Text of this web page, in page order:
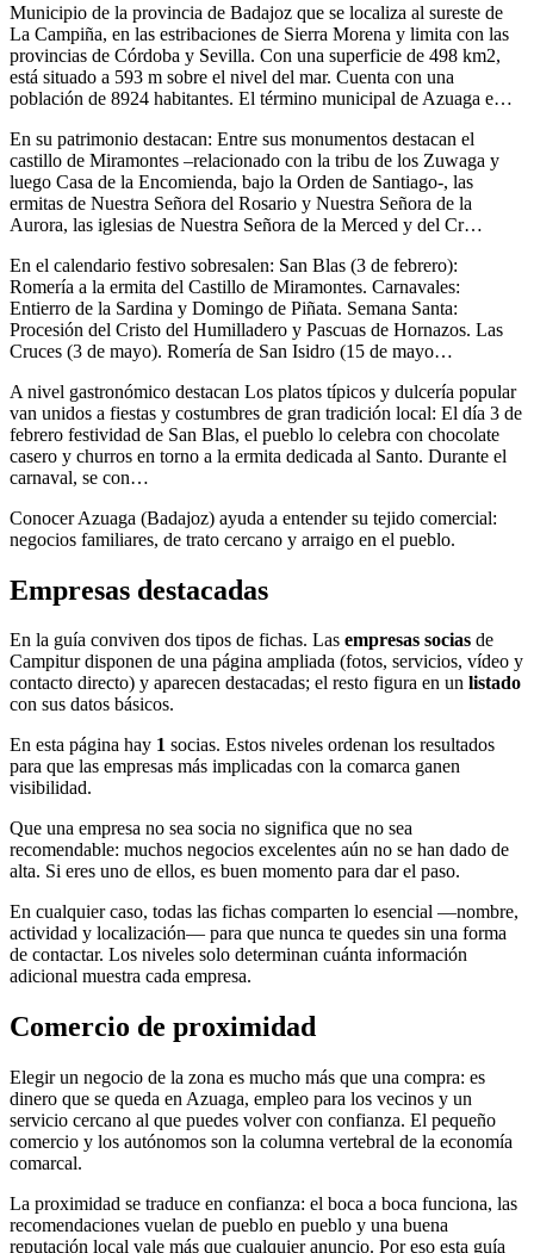
Municipio de la provincia de Badajoz que se localiza al sureste de
La Campiña, en las estribaciones de Sierra Morena y limita con las
provincias de Córdoba y Sevilla. Con una superficie de 498 km2,
está situado a 593 m sobre el nivel del mar. Cuenta con una
población de 8924 habitantes. El término municipal de Azuaga e…
En su patrimonio destacan: Entre sus monumentos destacan el
castillo de Miramontes –relacionado con la tribu de los Zuwaga y
luego Casa de la Encomienda, bajo la Orden de Santiago-, las
ermitas de Nuestra Señora del Rosario y Nuestra Señora de la
Aurora, las iglesias de Nuestra Señora de la Merced y del Cr…
En el calendario festivo sobresalen: San Blas (3 de febrero):
Romería a la ermita del Castillo de Miramontes. Carnavales:
Entierro de la Sardina y Domingo de Piñata. Semana Santa:
Procesión del Cristo del Humilladero y Pascuas de Hornazos. Las
Cruces (3 de mayo). Romería de San Isidro (15 de mayo…
A nivel gastronómico destacan Los platos típicos y dulcería popular
van unidos a fiestas y costumbres de gran tradición local: El día 3 de
febrero festividad de San Blas, el pueblo lo celebra con chocolate
casero y churros en torno a la ermita dedicada al Santo. Durante el
carnaval, se con…
Conocer Azuaga (Badajoz) ayuda a entender su tejido comercial:
negocios familiares, de trato cercano y arraigo en el pueblo.
Empresas destacadas
En la guía conviven dos tipos de fichas. Las empresas socias de
Campitur disponen de una página ampliada (fotos, servicios, vídeo y
contacto directo) y aparecen destacadas; el resto figura en un listado
con sus datos básicos.
En esta página hay 1 socias. Estos niveles ordenan los resultados
para que las empresas más implicadas con la comarca ganen
visibilidad.
Que una empresa no sea socia no significa que no sea
recomendable: muchos negocios excelentes aún no se han dado de
alta. Si eres uno de ellos, es buen momento para dar el paso.
En cualquier caso, todas las fichas comparten lo esencial —nombre,
actividad y localización— para que nunca te quedes sin una forma
de contactar. Los niveles solo determinan cuánta información
adicional muestra cada empresa.
Comercio de proximidad
Elegir un negocio de la zona es mucho más que una compra: es
dinero que se queda en Azuaga, empleo para los vecinos y un
servicio cercano al que puedes volver con confianza. El pequeño
comercio y los autónomos son la columna vertebral de la economía
comarcal.
La proximidad se traduce en confianza: el boca a boca funciona, las
recomendaciones vuelan de pueblo en pueblo y una buena
reputación local vale más que cualquier anuncio. Por eso esta guía